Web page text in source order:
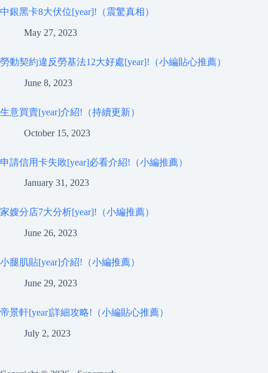
中銀黑卡8大伏位[year]!（震驚真相）
May 27, 2023
勞動契約違反勞基法12大好處[year]!（小編貼心推薦）
June 8, 2023
生意買賣[year]介紹!（持續更新）
October 15, 2023
申請信用卡失敗[year]必看介紹!（小編推薦）
January 31, 2023
家嫂分店7大分析[year]!（小編推薦）
June 26, 2023
小腿肌貼[year]介紹!（小編推薦）
June 29, 2023
帝景軒[year]詳細攻略!（小編貼心推薦）
July 2, 2023